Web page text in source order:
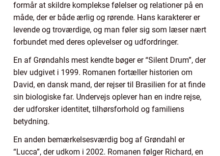
formår at skildre komplekse følelser og relationer på en
måde, der er både ærlig og rørende. Hans karakterer er
levende og troværdige, og man føler sig som læser nært
forbundet med deres oplevelser og udfordringer.
En af Grøndahls mest kendte bøger er “Silent Drum”, der
blev udgivet i 1999. Romanen fortæller historien om
David, en dansk mand, der rejser til Brasilien for at finde
sin biologiske far. Undervejs oplever han en indre rejse,
der udforsker identitet, tilhørsforhold og familiens
betydning.
En anden bemærkelsesværdig bog af Grøndahl er
“Lucca”, der udkom i 2002. Romanen følger Richard, en